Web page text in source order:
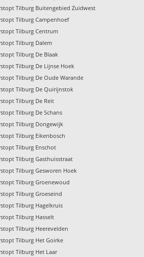
Tilburg Buitengebied Zuidwest
Tilburg Campenhoef
Tilburg Centrum
Tilburg Dalem
Tilburg De Blaak
Tilburg De Lijnse Hoek
Tilburg De Oude Warande
Tilburg De Quirijnstok
Tilburg De Reit
Tilburg De Schans
Tilburg Dongewijk
Tilburg Eikenbosch
Tilburg Enschot
Tilburg Gasthuisstraat
Tilburg Gesworen Hoek
Tilburg Groenewoud
Tilburg Groeseind
Tilburg Hagelkruis
Tilburg Hasselt
Tilburg Heerevelden
Tilburg Het Goirke
Tilburg Het Laar